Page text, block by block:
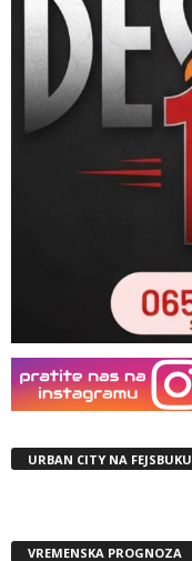
URBAN CITY NA FEJSBUKU
VREMENSKA PROGNOZA